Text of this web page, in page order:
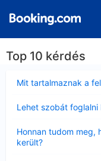
Top 10 kérdés
Mit tartalmaznak a
Lehet szobát
Honnan tudom meg,
került?